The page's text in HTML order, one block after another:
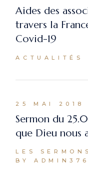
Aides des
travers la
Covid-19
ACTUALITÉS
25 MAI 2018
Sermon du
que Dieu nous
LES
BY